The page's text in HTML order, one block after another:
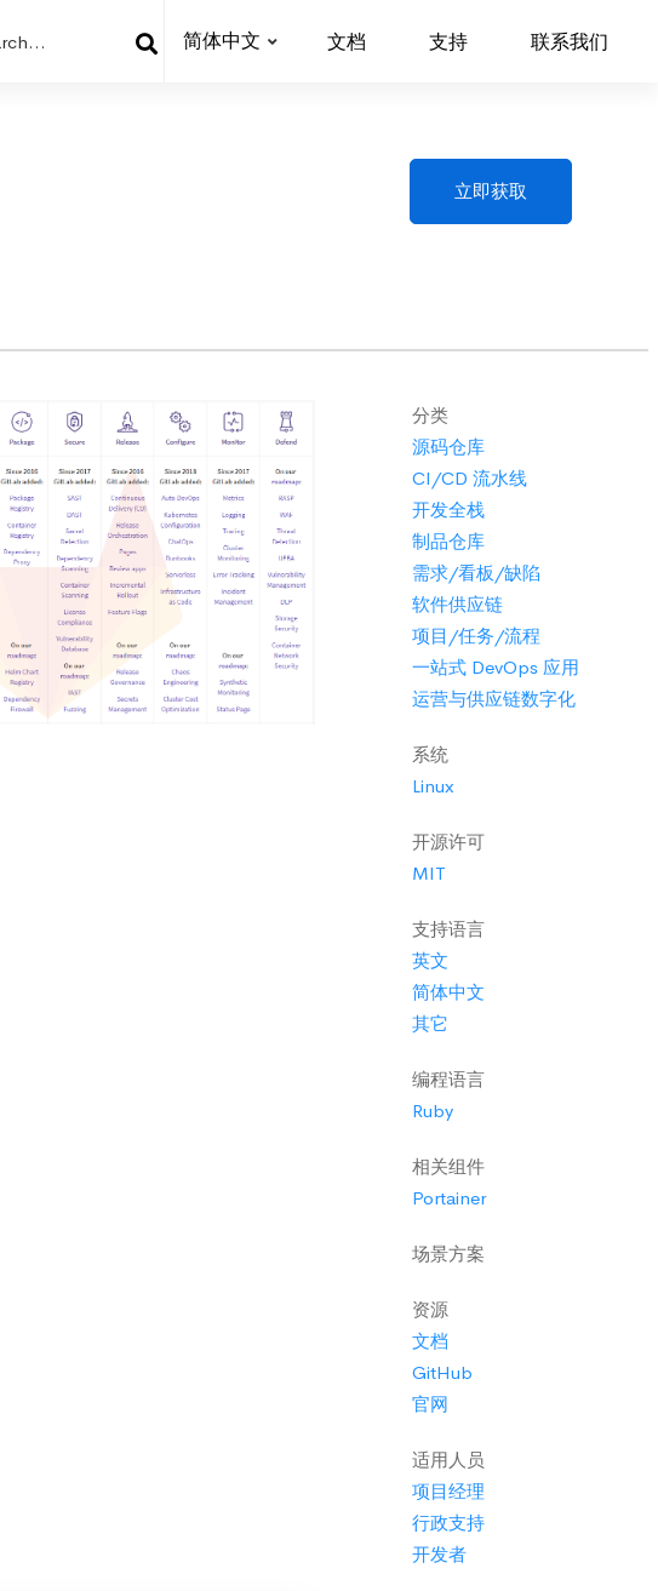
简体中文 文档 支持 联系我们
立即获取
分类
源码仓库
CI/CD 流水线
开发全栈
制品仓库
需求/看板/缺陷
软件供应链
项目/任务/流程
一站式 DevOps 应用
运营与供应链数字化
系统
Linux
开源许可
MIT
支持语言
英文
简体中文
其它
编程语言
Ruby
相关组件
Portainer
场景方案
资源
文档
GitHub
官网
适用人员
项目经理
行政支持
开发者